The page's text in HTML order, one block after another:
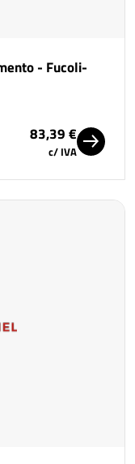
- Fucoli-
83,39 €
c/ IVA